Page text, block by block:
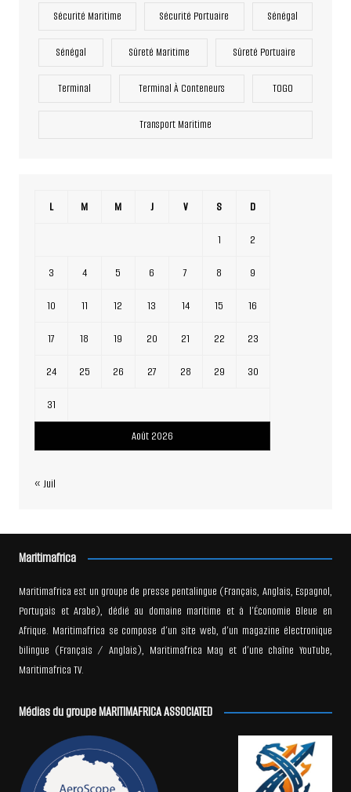
Sécurité Maritime Sécurité Portuaire Sénégal
Sénégal Sûreté Maritime Sûreté Portuaire
Terminal Terminal À Conteneurs TOGO
Transport Maritime
Août 2026
L M M J V S D
1 2
3 4 5 6 7 8 9
10 11 12 13 14 15 16
17 18 19 20 21 22 23
24 25 26 27 28 29 30
31
« Juil
Maritimafrica
Maritimafrica est un groupe de presse pentalingue (Français, Anglais, Espagnol,
Portugais et Arabe), dédié au domaine maritime et à l’Économie Bleue en
Afrique. Maritimafrica se compose d’un site web, d’un magazine électronique
bilingue (Français / Anglais), Maritimafrica Mag et d’une chaîne YouTube,
Maritimafrica TV.
Médias du groupe MARITIMAFRICA ASSOCIATED